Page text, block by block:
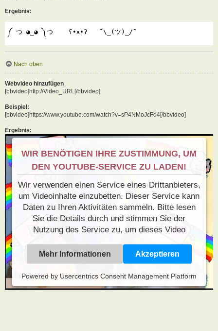
Ergebnis:
༼ つ ◕_◕ ༽つ    ʕ•ᴥ•ʔ   ¯\_(ツ)_/¯
Nach oben
Webvideo hinzufügen
[bbvideo]http://Video_URL[/bbvideo]
Beispiel:
[bbvideo]https://www.youtube.com/watch?v=sP4NMoJcFd4[/bbvideo]
Ergebnis:
WIR BENÖTIGEN IHRE ZUSTIMMUNG, UM
DEN YOUTUBE-SERVICE ZU LADEN!
Wir verwenden einen Service eines Drittanbieters,
um Videoinhalte einzubetten. Dieser Service kann
Daten zu Ihren Aktivitäten sammeln. Bitte lesen
Sie die Details durch und stimmen Sie der
Nutzung des Service zu, um dieses Video
Mehr Informationen Akzeptieren
Powered by Usercentrics Consent Management Platform